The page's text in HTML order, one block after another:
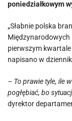
poniedziałkowym
„Słabnie polska
Międzynarodowych
pierwszym kwartale
napisano w
– To prawie tyle, ile
pogłębiać, bo
dyrektor